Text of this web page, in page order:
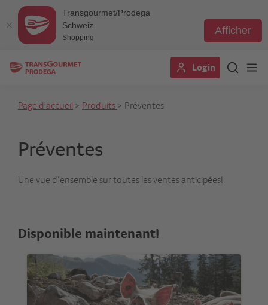
Transgourmet/Prodega
Schweiz
Shopping
Afficher
Login
Page d'accueil > Produits > Préventes
Préventes
Une vue d’ensemble sur toutes les ventes anticipées!
Disponible maintenant!